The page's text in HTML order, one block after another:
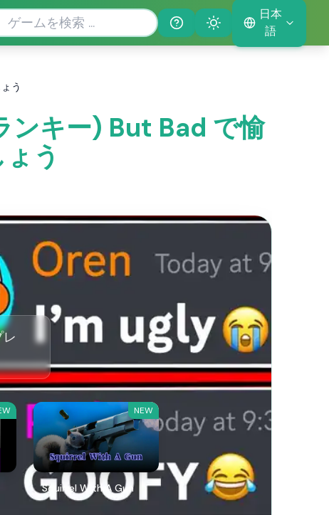
Help
Theme
日本
語
う
キー) But Bad で愉
う
NEW
Squirrel With A Gun